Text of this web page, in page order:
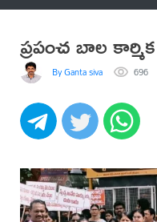
ప్రపంచ బాల
By Ganta siva 696